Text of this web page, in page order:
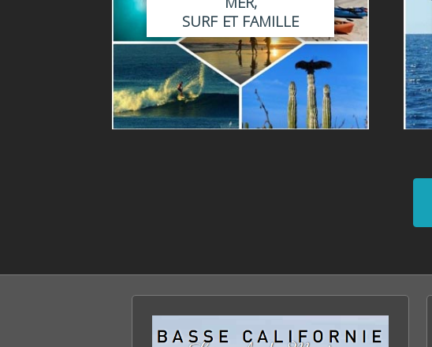
SURF ET FAMILLE